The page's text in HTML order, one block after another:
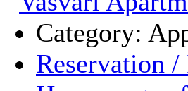
Category:
Reservation